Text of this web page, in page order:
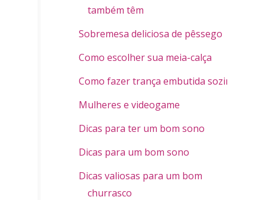
também têm
Sobremesa deliciosa de pêssego
Como escolher sua meia-calça
Como fazer trança embutida sozinha
Mulheres e videogame
Dicas para ter um bom sono
Dicas para um bom sono
Dicas valiosas para um bom
churrasco